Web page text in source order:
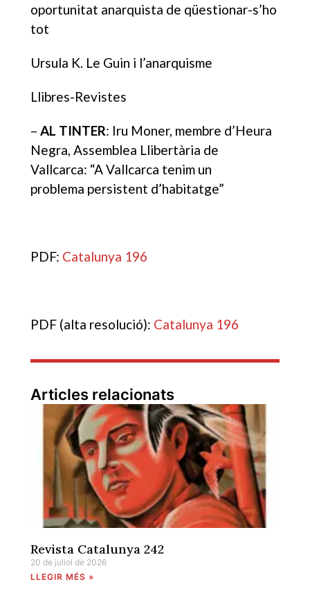
oportunitat anarquista de qüestionar-s’ho
tot
Ursula K. Le Guin i l’anarquisme
Llibres-Revistes
–AL TINTER: Iru Moner, membre d’Heura
Negra, Assemblea Llibertària de
Vallcarca: “A Vallcarca tenim un
problema persistent d’habitatge”
PDF: Catalunya 196
PDF (alta resolució): Catalunya 196
Articles relacionats
Revista Catalunya 242
20 de juliol de 2026
LLEGIR MÉS »